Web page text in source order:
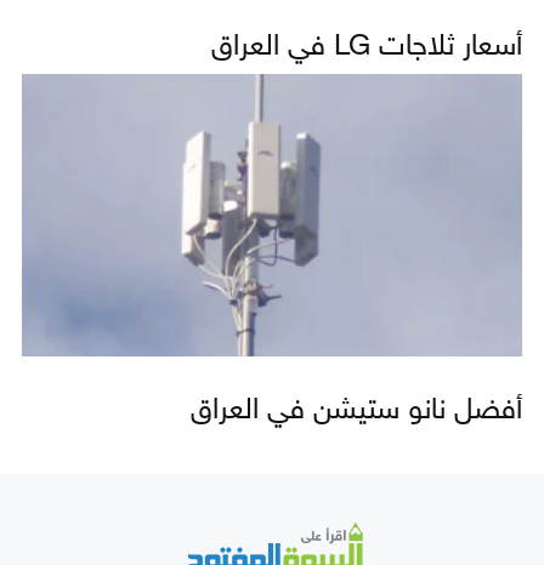
أسعار ثلاجات LG في العراق
أفضل نانو ستيشن في العراق